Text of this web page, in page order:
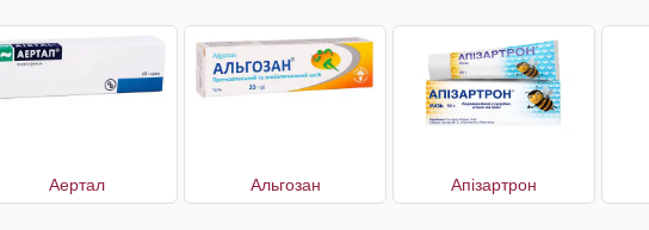
Аертал Альгозан Апізартрон